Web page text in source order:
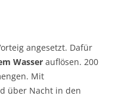
angesetzt. Dafür
Wasser auflösen. 200
Mit
über Nacht in den